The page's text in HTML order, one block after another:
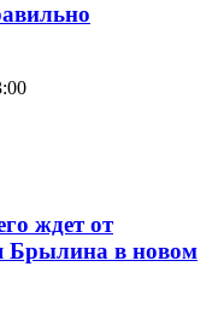
ждет от
Брылина в новом